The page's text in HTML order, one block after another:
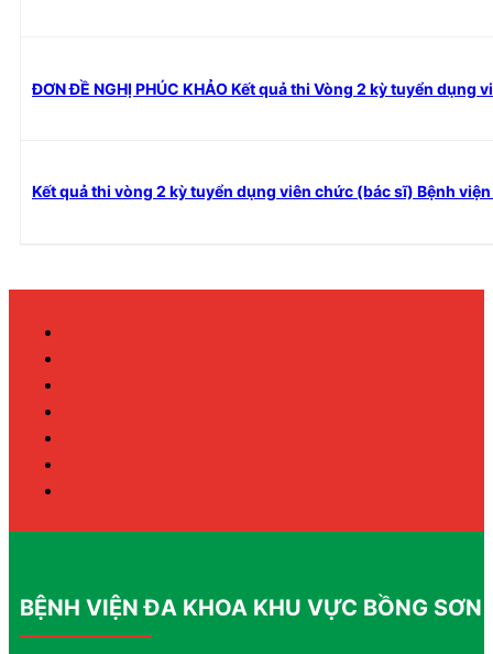
ĐƠN ĐỀ NGHỊ PHÚC KHẢO Kết quả thi Vòng 2 kỳ tuyển
Kết quả thi vòng 2 kỳ tuyển dụng viên chức (bác sĩ) Bệnh
BỆNH VIỆN ĐA KHOA KHU VỰC BỒNG SƠN